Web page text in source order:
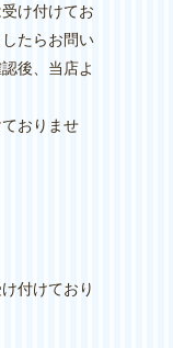
け付けてお
たらお問い
後、当店よ
おりませ
付けており